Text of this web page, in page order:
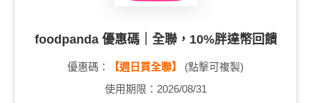
foodpanda 優惠碼｜全聯，10%胖達幣回饋
優惠碼： 【週日買全聯】
(點擊可複製)
使用期限：2026/08/31